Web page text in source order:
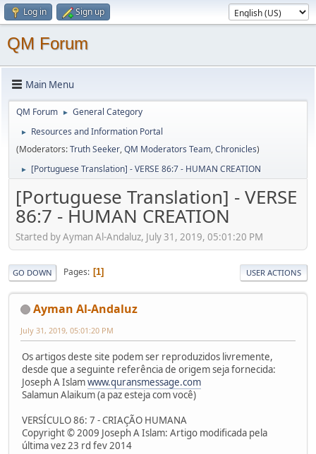
Log in Sign up
QM Forum
Main Menu
QM Forum ► General Category
►
Resources and Information Portal
(Moderators:Truth Seeker,QM Moderators Team,Chronicles)
► [Portuguese Translation] - VERSE 86:7 - HUMAN CREATION
[Portuguese Translation] - VERSE
86:7 - HUMAN CREATION
Started by Ayman Al-Andaluz, July 31, 2019, 05:01:20 PM
GO DOWN Pages 1 USER ACTIONS
Ayman Al-Andaluz
July 31, 2019, 05:01:20 PM
Os artigos deste site podem ser reproduzidos livremente,
desde que a seguinte referência de origem seja fornecida:
Joseph A Islamwww.quransmessage.com
Salamun Alaikum (a paz esteja com você)
VERSÍCULO 86: 7 - CRIAÇÃO HUMANA
Copyright © 2009 Joseph A Islam: Artigo modificada pela
última vez 23 rd fev 2014